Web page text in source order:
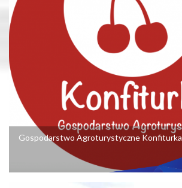
Gospodarstwo Agroturystyczne Konfiturka